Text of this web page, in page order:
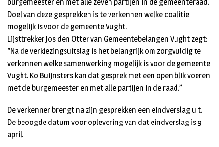
burgemeester en met alle zeven partijen in de gemeenteraad.
Doel van deze gesprekken is te verkennen welke coalitie
mogelijk is voor de gemeente Vught.
Lijsttrekker Jos den Otter van Gemeentebelangen Vught zegt:
“Na de verkiezingsuitslag is het belangrijk om zorgvuldig te
verkennen welke samenwerking mogelijk is voor de gemeente
Vught. Ko Buijnsters kan dat gesprek met een open blik voeren
met de burgemeester en met alle partijen in de raad.”
De verkenner brengt na zijn gesprekken een eindverslag uit.
De beoogde datum voor oplevering van dat eindverslag is 9
april.